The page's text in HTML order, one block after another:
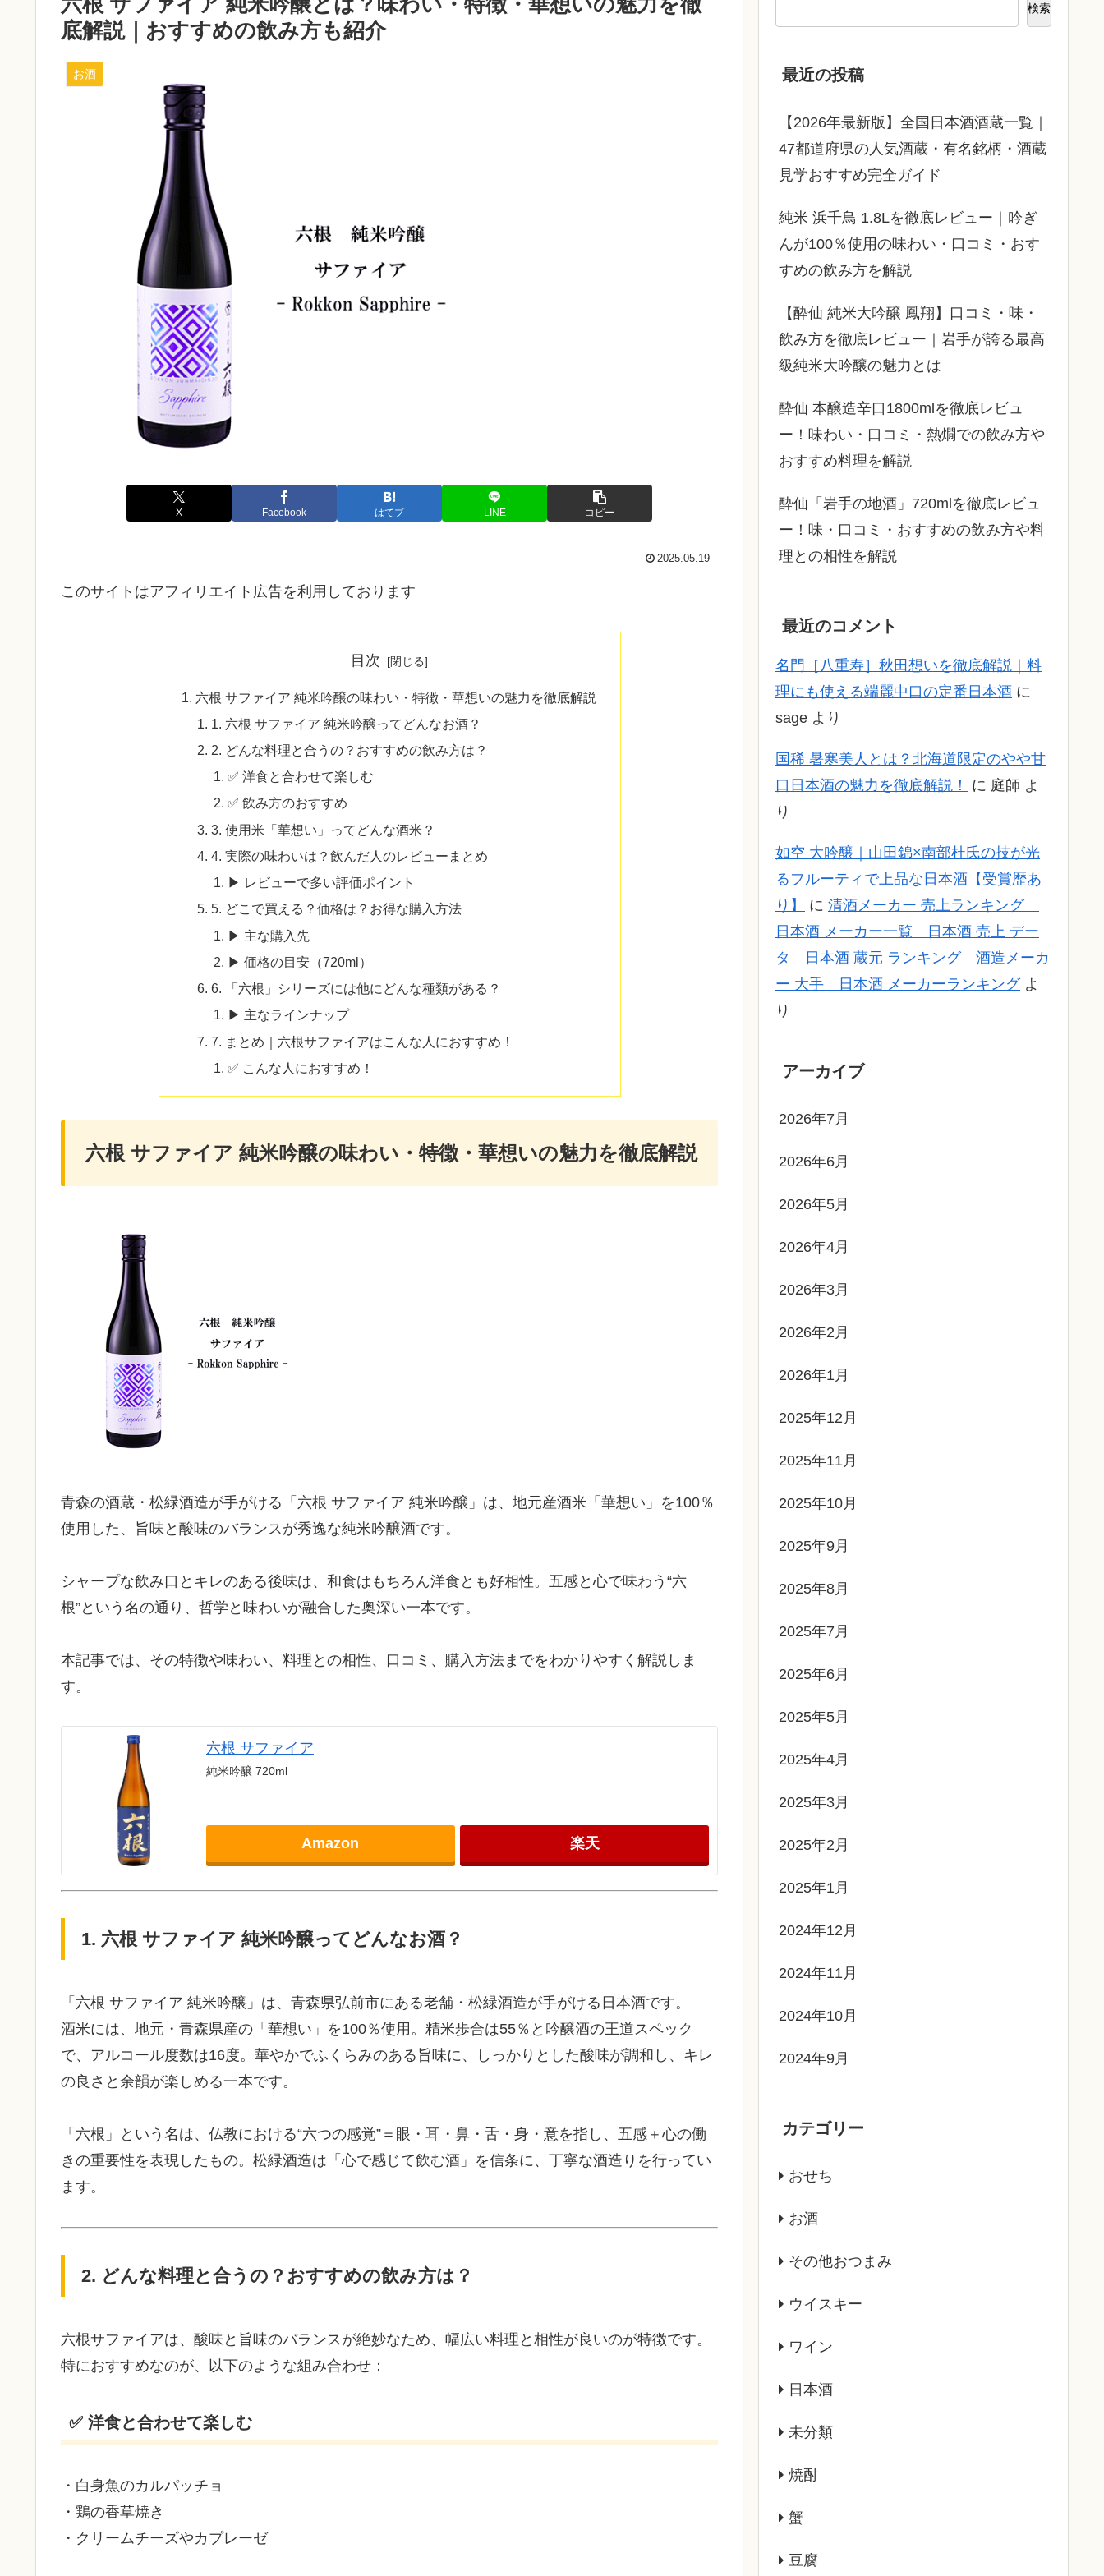
底解説｜おすすめの飲み方も紹介
お酒
X Facebook はてブ LINE コピー
2025.05.19
このサイトはアフィリエイト広告を利用しております
目次
六根 サファイア 純米吟醸の味わい・特徴・華想いの魅力を徹底解説
1. 六根 サファイア 純米吟醸ってどんなお酒？
2. どんな料理と合うの？おすすめの飲み方は？
✅ 洋食と合わせて楽しむ
✅ 飲み方のおすすめ
3. 使用米「華想い」ってどんな酒米？
4. 実際の味わいは？飲んだ人のレビューまとめ
▶ レビューで多い評価ポイント
5. どこで買える？価格は？お得な購入方法
▶ 主な購入先
▶ 価格の目安（720ml）
6. 「六根」シリーズには他にどんな種類がある？
▶ 主なラインナップ
7. まとめ｜六根サファイアはこんな人におすすめ！
✅ こんな人におすすめ！
六根 サファイア 純米吟醸の味わい・特徴・華想いの魅力を徹底解説
青森の酒蔵・松緑酒造が手がける「六根 サファイア 純米吟醸」は、地元産酒米「華想い」を100％
使用した、旨味と酸味のバランスが秀逸な純米吟醸酒です。
シャープな飲み口とキレのある後味は、和食はもちろん洋食とも好相性。五感と心で味わう“六
根”という名の通り、哲学と味わいが融合した奥深い一本です。
本記事では、その特徴や味わい、料理との相性、口コミ、購入方法までをわかりやすく解説しま
す。
六根 サファイア
純米吟醸 720ml
Amazon 楽天
1. 六根 サファイア 純米吟醸ってどんなお酒？
「六根 サファイア 純米吟醸」は、青森県弘前市にある老舗・松緑酒造が手がける日本酒です。
酒米には、地元・青森県産の「華想い」を100％使用。精米歩合は55％と吟醸酒の王道スペック
で、アルコール度数は16度。華やかでふくらみのある旨味に、しっかりとした酸味が調和し、キレ
の良さと余韻が楽しめる一本です。
「六根」という名は、仏教における“六つの感覚”＝眼・耳・鼻・舌・身・意を指し、五感＋心の働
きの重要性を表現したもの。松緑酒造は「心で感じて飲む酒」を信条に、丁寧な酒造りを行ってい
ます。
2. どんな料理と合うの？おすすめの飲み方は？
六根サファイアは、酸味と旨味のバランスが絶妙なため、幅広い料理と相性が良いのが特徴です。
特におすすめなのが、以下のような組み合わせ：
✅ 洋食と合わせて楽しむ
・白身魚のカルパッチョ
・鶏の香草焼き
・クリームチーズやカプレーゼ
検索
最近の投稿
【2026年最新版】全国日本酒酒蔵一覧｜
47都道府県の人気酒蔵・有名銘柄・酒蔵
見学おすすめ完全ガイド
純米 浜千鳥 1.8Lを徹底レビュー｜吟ぎ
んが100％使用の味わい・口コミ・おす
すめの飲み方を解説
【酔仙 純米大吟醸 鳳翔】口コミ・味・
飲み方を徹底レビュー｜岩手が誇る最高
級純米大吟醸の魅力とは
酔仙 本醸造辛口1800mlを徹底レビュ
ー！味わい・口コミ・熱燗での飲み方や
おすすめ料理を解説
酔仙「岩手の地酒」720mlを徹底レビュ
ー！味・口コミ・おすすめの飲み方や料
理との相性を解説
最近のコメント
名門［八重寿］秋田想いを徹底解説｜料
理にも使える端麗中口の定番日本酒 に
sage より
国稀 暑寒美人とは？北海道限定のやや甘
口日本酒の魅力を徹底解説！
に 庭師 よ
り
如空 大吟醸｜山田錦×南部杜氏の技が光
るフルーティで上品な日本酒【受賞歴あ
り】
に 清酒メーカー 売上ランキング
日本酒 メーカー一覧 日本酒 売上 デー
タ 日本酒 蔵元 ランキング 酒造メーカ
ー 大手 日本酒 メーカーランキングよ
り
アーカイブ
2026年7月
2026年6月
2026年5月
2026年4月
2026年3月
2026年2月
2026年1月
2025年12月
2025年11月
2025年10月
2025年9月
2025年8月
2025年7月
2025年6月
2025年5月
2025年4月
2025年3月
2025年2月
2025年1月
2024年12月
2024年11月
2024年10月
2024年9月
カテゴリー
おせち
お酒
その他おつまみ
ウイスキー
ワイン
日本酒
未分類
焼酎
蟹
豆腐